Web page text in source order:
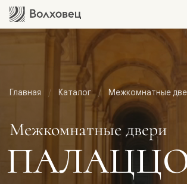
Главная Каталог Межкомнатные
Межкомнатные двери